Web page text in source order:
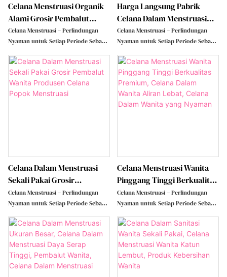
Celana Menstruasi Organik
Alami Grosir Pembalut
Wanita Celana Menstruasi
Sekali Pakai
Celana Menstruasi – Perlindungan
Nyaman untuk Setiap Periode Sebagai
tradisional, celana menstruasi
menggabungkan kenyamanan,
perlindungan kebocoran, dan
kemudahan dalam satu desain.
malam.
Harga Langsung Pabrik
Celana Dalam Menstruasi
Sekali Pakai Pembalut
Wanita Semalaman
Celana Menstruasi – Perlindungan
Nyaman untuk Setiap Periode Sebagai
tradisional, celana menstruasi
menggabungkan kenyamanan,
perlindungan kebocoran, dan
kemudahan dalam satu desain.
Celana ini dirancang khusus untuk
malam.
Celana Dalam Menstruasi
Sekali Pakai Grosir
Pembalut Wanita Produsen
Celana Popok Menstruasi
Celana Menstruasi – Perlindungan
Nyaman untuk Setiap Periode Sebagai
tradisional, celana menstruasi
menggabungkan kenyamanan,
perlindungan kebocoran, dan
kemudahan dalam satu desain.
Celana ini dirancang khusus untuk
Celana Menstruasi Wanita
Pinggang Tinggi Berkualitas
Premium, Celana Dalam
Wanita Aliran Lebat, Celana
Dalam Wanita Yang Nyaman
Celana Menstruasi – Perlindungan
Nyaman untuk Setiap Periode Sebagai
tradisional, celana menstruasi
menggabungkan kenyamanan,
perlindungan kebocoran, dan
kemudahan dalam satu desain.
Celana ini dirancang khusus untuk